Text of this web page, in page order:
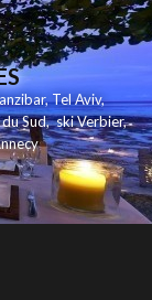
,Tel Aviv,
Sud,ski Verbier,